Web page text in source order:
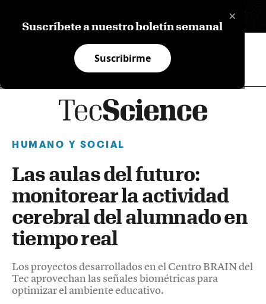
×
Suscríbete a nuestro boletín semanal
Suscribirme
HUMANO Y SOCIAL
Las aulas del futuro:
monitorear la actividad
cerebral del alumnado en
tiempo real
Los proyectos desarrollados en el Centro BRAIN del
Tec aprovechan las señales biométricas para
optimizar el ambiente educativo.